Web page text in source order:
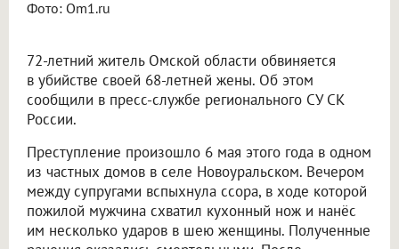
Фото: Om1.ru
72-летний житель Омской области обвиняется
в убийстве своей 68-летней жены. Об этом
сообщили в пресс-службе регионального СУ СК
России.
Преступление произошло 6 мая этого года в одном
из частных домов в селе Новоуральском. Вечером
между супругами вспыхнула ссора, в ходе которой
пожилой мужчина схватил кухонный нож и нанёс
им несколько ударов в шею женщины. Полученные